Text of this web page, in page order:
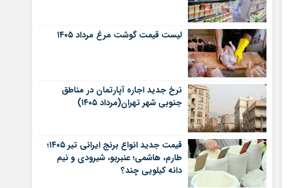
لیست قیمت گوشت مرغ مرداد ۱۴۰۵
نرخ جدید اجاره آپارتمان در مناطق
جنوبی شهر تهران(مرداد ۱۴۰۵)
قیمت جدید انواع برنج ایرانی تیر ۱۴۰۵؛
طارم، هاشمی؛ عنبربو، شیرودی و نیم
دانه کیلویی چند؟